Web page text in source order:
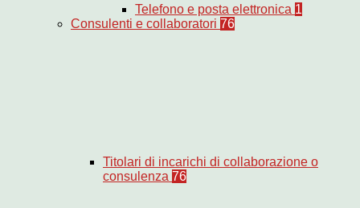
Telefono e posta elettronica 1
Consulenti e collaboratori 76
Titolari di incarichi di collaborazione o
consulenza 76